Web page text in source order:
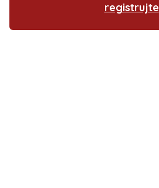
registrujte